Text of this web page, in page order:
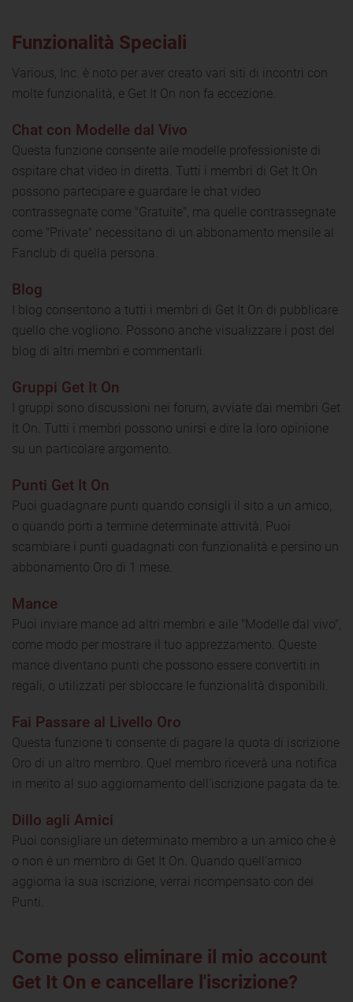
Funzionalità Speciali
Various, Inc. è noto per aver creato vari siti di incontri con
molte funzionalità, e Get It On non fa eccezione.
Chat con Modelle dal Vivo
Questa funzione consente aile modelle professioniste di
ospitare chat video in diretta. Tutti i membri di Get It On
possono partecipare e guardare le chat video
contrassegnate come "Gratuite", ma quelle contrassegnate
come "Private" necessitano di un abbonamento mensile al
Fanclub di quella persona.
Blog
I blog consentono a tutti i membri di Get It On di pubblicare
quello che vogliono. Possono anche visualizzare i post del
blog di altri membri e commentarli.
Gruppi Get It On
I gruppi sono discussioni nei forum, avviate dai membri Get
It On. Tutti i membri possono unirsi e dire la loro opinione
su un particolare argomento.
Punti Get It On
Puoi guadagnare punti quando consigli il sito a un amico,
o quando porti a termine determinate attività. Puoi
scambiare i punti guadagnati con funzionalità e persino un
abbonamento Oro di 1 mese.
Mance
Puoi inviare mance ad altri membri e aile "Modelle dal vivo",
come modo per mostrare il tuo apprezzamento. Queste
mance diventano punti che possono essere convertiti in
regali, o utilizzati per sbloccare le funzionalità disponibili.
Fai Passare al Livello Oro
Questa funzione ti consente di pagare la quota di iscrizione
Oro di un altro membro. Quel membro riceverà una notifica
in merito al suo aggiornamento dell'iscrizione pagata da te.
Dillo agli Amici
Puoi consigliare un determinato membro a un amico che è
o non è un membro di Get It On. Quando quell'amico
aggiorna la sua iscrizione, verrai ricompensato con dei
Punti.
Come posso eliminare il mio account
Get It On e cancellare l'iscrizione?